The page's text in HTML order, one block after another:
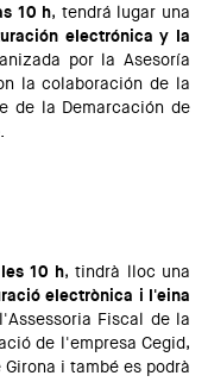
10 h, tendrá lugar una
electrónica y la
por la Asesoría
la colaboración de la
de la Demarcación de
.
Electrónica y
10 h, tindrà lloc una
electrònica i l'eina
Fiscal de la
de l'empresa Cegid,
i també es podrà